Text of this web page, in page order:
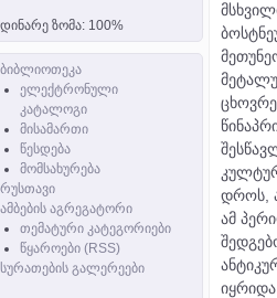
ზომა: 100%
ბიბლიოთეკა
ელექტრონული
კატალოგი
მისამართი
წესდება
მომსახურება
რუსთავი
ამბების აგრეგატორი
თემატური კატეგორიები
წყაროები (RSS)
სურათების გალერეები
დროს,
ამ
იყრიდა